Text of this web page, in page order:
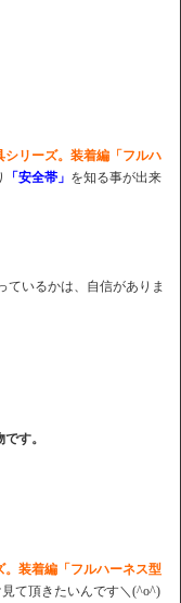
シリーズ。装着編「フルハ
「安全帯」 を知る事が出来
ているかは、自信がありま
す。
。装着編「フルハーネス型
見て頂きたいんです＼(^o^)